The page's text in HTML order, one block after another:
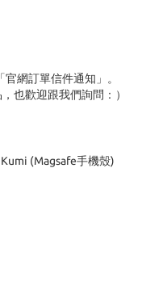
網訂單信件通知」。
也歡迎跟我們詢問：）
(Magsafe手機殼)